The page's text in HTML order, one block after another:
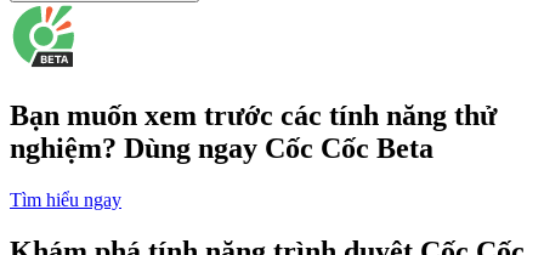
Bạn muốn xem trước các tính năng thử
nghiệm? Dùng ngay Cốc Cốc Beta
Tìm hiểu ngay